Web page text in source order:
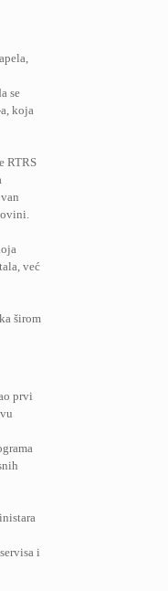
se
koja
RTRS
već
širom
prvi
i